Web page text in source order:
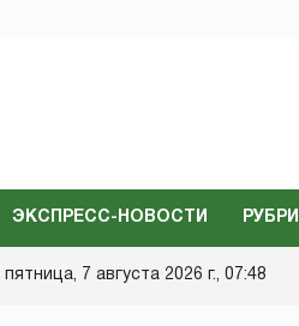
ЭКСПРЕСС-НОВОСТИ
пятница, 7 августа 2026 г., 07:48